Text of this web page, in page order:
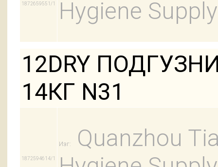
1872659551/1
Hygiene
12DRY
14КГ N31
1872594614/1
Изг:
Quanzhou